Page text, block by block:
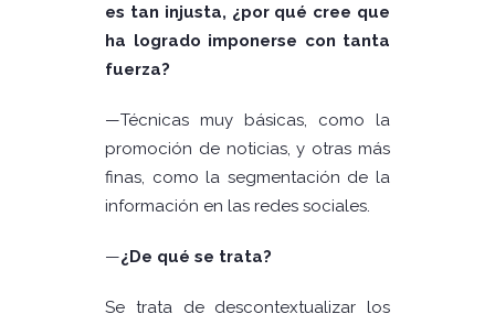
es tan injusta, ¿por qué cree que
ha logrado imponerse con tanta
fuerza?
—Técnicas muy básicas, como la
promoción de noticias, y otras más
finas, como la segmentación de la
información en las redes sociales.
—¿De qué se trata?
Se trata de descontextualizar los